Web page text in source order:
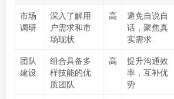
市场
调研
深入了解用
户需求和市
场现状
高
避免自说自
话，聚焦真
实需求
团队
建设
组合具备多
样技能的优
质团队
高
提升沟通效
率，互补优
势